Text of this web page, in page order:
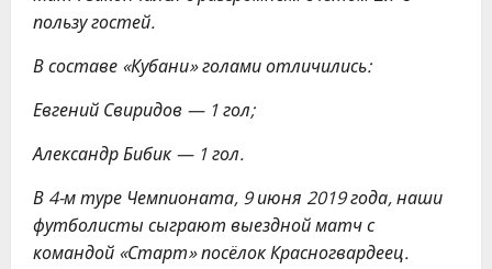
пользу гостей.
В составе «Кубани» голами отличились:
Евгений Свиридов — 1 гол;
Александр Бибик — 1 гол.
В 4-м туре Чемпионата, 9 июня 2019 года, наши
футболисты сыграют выездной матч с
командой «Старт» посёлок Красногвардеец.